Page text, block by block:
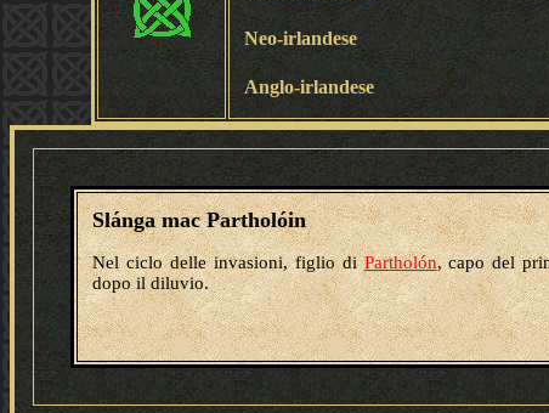
Neo-irlandese
Anglo-irlandese
Slánga mac Partholóin
Nel ciclo delle invasioni, figlio diPartholón, capo del
dopo il diluvio.